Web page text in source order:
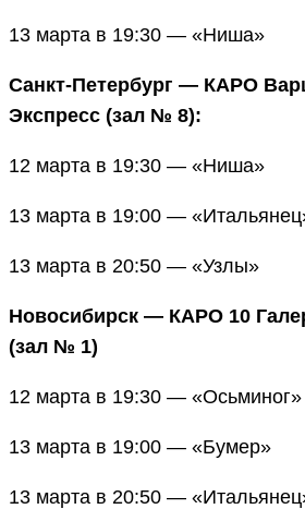
13 марта в 19:30 — «Ниша»
Санкт-Петербург — КАРО
Экспресс (зал № 8):
12 марта в 19:30 — «Ниша»
13 марта в 19:00 —
13 марта в 20:50 — «Узлы»
Новосибирск — КАРО 10
(зал № 1)
12 марта в 19:30 — «Осьминог»
13 марта в 19:00 — «Бумер»
13 марта в 20:50 —